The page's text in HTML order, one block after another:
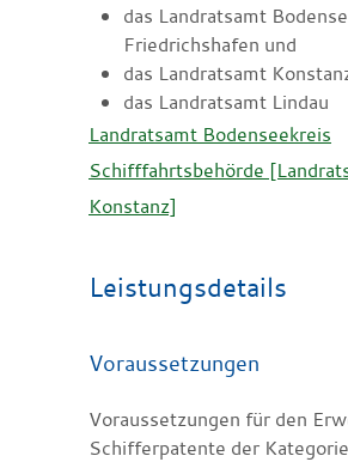
das Landratsamt
Friedrichshafen und
das Landratsamt
das Landratsamt Lindau
Landratsamt Bodenseekreis
Schifffahrtsbehörde
Konstanz]
Leistungsdetails
Voraussetzungen
Voraussetzungen für den
Schifferpatente der